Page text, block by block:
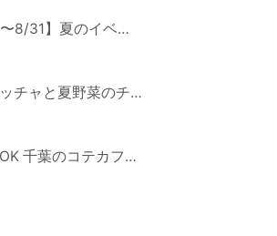
【7/25〜8/31】夏のイベント開催
サルシッチャと夏野菜のチーズパスタ期間限定新メニュー登場！
わんこOK 千葉のコテカフェ 7月わんこの日 白身魚とカラフルやさいのオムレツ